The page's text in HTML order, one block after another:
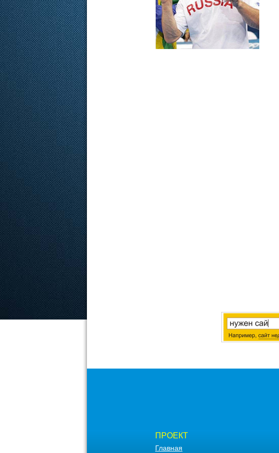
ПРОЕКТ
Главная